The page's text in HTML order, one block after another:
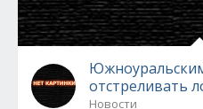
отстреливать
Новости